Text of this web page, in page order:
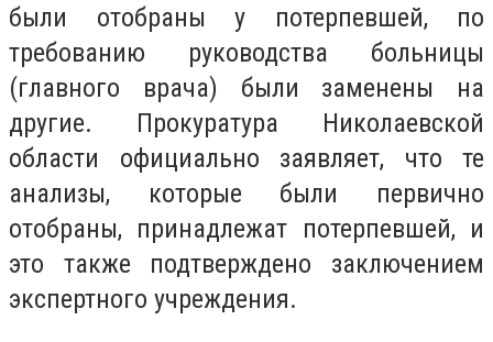
были отобраны у потерпевшей, по
требованию руководства больницы
(главного врача) были заменены на
другие. Прокуратура Николаевской
области официально заявляет, что те
анализы, которые были первично
отобраны, принадлежат потерпевшей, и
это также подтверждено заключением
экспертного учреждения.